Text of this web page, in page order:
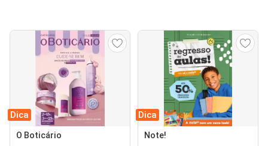
Dica
O Boticário
Dica
Note!